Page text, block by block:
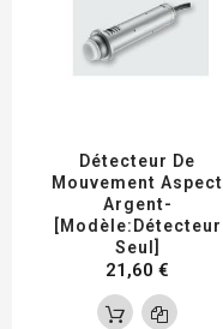
Détecteur De
Mouvement Aspect
Argent-
[Modèle:Détecteur
Seul]
21,60 €